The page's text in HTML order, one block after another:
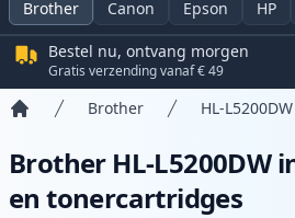
Brother Canon Epson HP
Bestel nu, ontvang morgen
Gratis verzending vanaf € 49
Brother HL-L5200DW
Brother HL-L5200DW
en tonercartridges